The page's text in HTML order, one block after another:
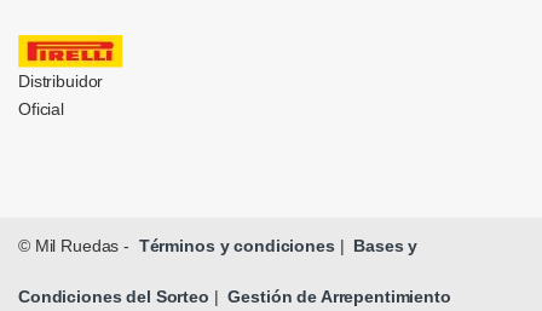
Distribuidor
Oficial
© Mil Ruedas - Términos y condiciones | Bases y
Condiciones del Sorteo | Gestión de Arrepentimiento